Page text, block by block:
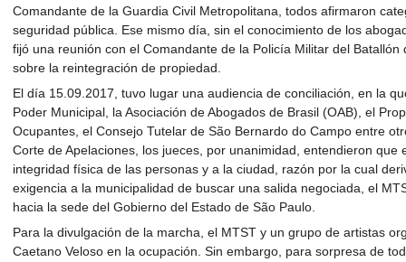
Comandante de la Guardia Civil Metropolitana, todos afirmaron
seguridad pública. Ese mismo día, sin el conocimiento de los
fijó una reunión con el Comandante de la Policía Militar del
sobre la reintegración de propiedad.
El día 15.09.2017, tuvo lugar una audiencia de conciliación, en la
Poder Municipal, la Asociación de Abogados de Brasil (OAB), el
Ocupantes, el Consejo Tutelar de São Bernardo do Campo entre
Corte de Apelaciones, los jueces, por unanimidad, entendieron
integridad física de las personas y a la ciudad, razón por la cual
exigencia a la municipalidad de buscar una salida negociada, el
hacia la sede del Gobierno del Estado de São Paulo.
Para la divulgación de la marcha, el MTST y un grupo de artistas
Caetano Veloso en la ocupación. Sin embargo, para sorpresa de